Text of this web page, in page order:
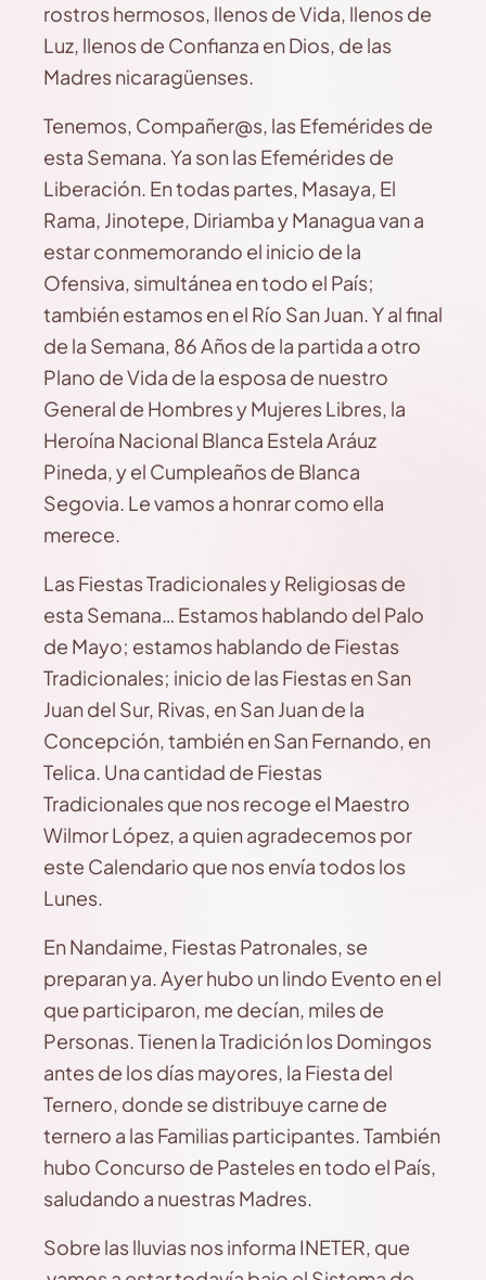
rostros hermosos, llenos de Vida, llenos de
Luz, llenos de Confianza en Dios, de las
Madres nicaragüenses.
Tenemos, Compañer@s, las Efemérides de
esta Semana. Ya son las Efemérides de
Liberación. En todas partes, Masaya, El
Rama, Jinotepe, Diriamba y Managua van a
estar conmemorando el inicio de la
Ofensiva, simultánea en todo el País;
también estamos en el Río San Juan. Y al final
de la Semana, 86 Años de la partida a otro
Plano de Vida de la esposa de nuestro
General de Hombres y Mujeres Libres, la
Heroína Nacional Blanca Estela Aráuz
Pineda, y el Cumpleaños de Blanca
Segovia. Le vamos a honrar como ella
merece.
Las Fiestas Tradicionales y Religiosas de
esta Semana… Estamos hablando del Palo
de Mayo; estamos hablando de Fiestas
Tradicionales; inicio de las Fiestas en San
Juan del Sur, Rivas, en San Juan de la
Concepción, también en San Fernando, en
Telica. Una cantidad de Fiestas
Tradicionales que nos recoge el Maestro
Wilmor López, a quien agradecemos por
este Calendario que nos envía todos los
Lunes.
En Nandaime, Fiestas Patronales, se
preparan ya. Ayer hubo un lindo Evento en el
que participaron, me decían, miles de
Personas. Tienen la Tradición los Domingos
antes de los días mayores, la Fiesta del
Ternero, donde se distribuye carne de
ternero a las Familias participantes. También
hubo Concurso de Pasteles en todo el País,
saludando a nuestras Madres.
Sobre las lluvias nos informa INETER, que